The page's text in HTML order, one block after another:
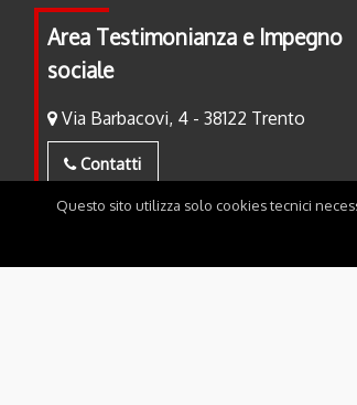
Area Testimonianza e Impegno
sociale
Via Barbacovi, 4 - 38122 Trento
Contatti
Questo sito utilizza solo cookies tecnici